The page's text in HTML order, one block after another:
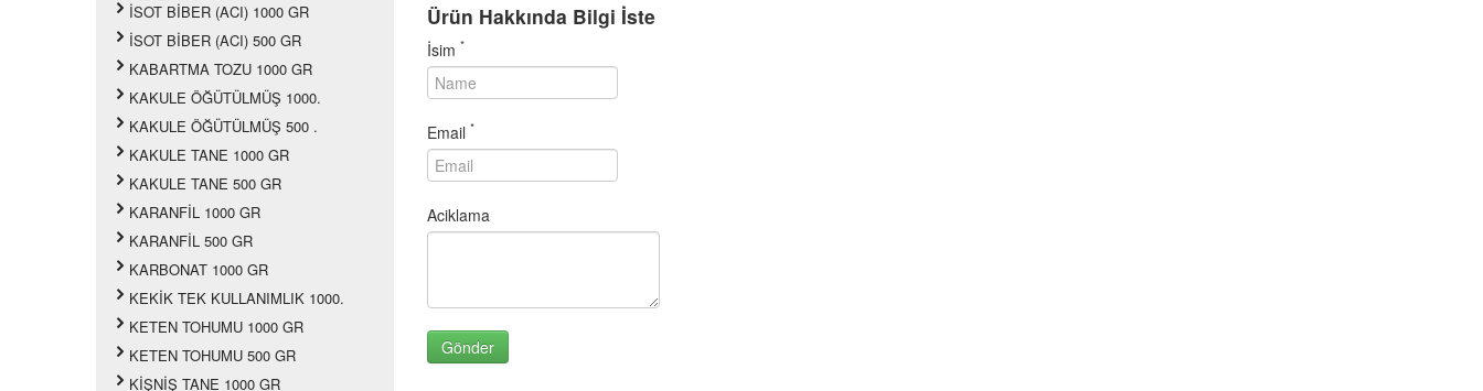
İSOT BİBER (ACI) 1000 GR
İSOT BİBER (ACI) 500 GR
KABARTMA TOZU 1000 GR
KAKULE ÖĞÜTÜLMÜŞ 1000.
KAKULE ÖĞÜTÜLMÜŞ 500 .
KAKULE TANE 1000 GR
KAKULE TANE 500 GR
KARANFİL 1000 GR
KARANFİL 500 GR
KARBONAT 1000 GR
KEKİK TEK KULLANIMLIK 1000.
KETEN TOHUMU 1000 GR
KETEN TOHUMU 500 GR
KİŞNİŞ TANE 1000 GR
Ürün Hakkında Bilgi İste
İsim *
Email *
Aciklama